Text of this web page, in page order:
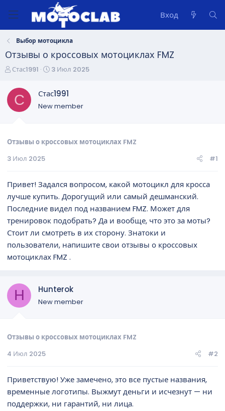
Вход
Выбор мотоцикла
Отзывы о кроссовых мотоциклах FMZ
А
т
о
р
м
Стас1991
Д
а
н
а
3 Июл 2025
С Стас1991
New member
Отзывы о кроссовых мотоциклах FMZ
3 Июл 2025
#1
Привет! Задался вопросом, какой мотоцикл для кросса
лучше купить. Дорогущий или самый дешманский.
Последние видел под названием FMZ. Может для
тренировок подобрать? Да и вообще, что это за моты?
Стоит ли смотреть в их сторону. Знатоки и
пользователи, напишите свои отзывы о кроссовых
мотоциклах FMZ .
H Hunterok
New member
Отзывы о кроссовых мотоциклах FMZ
4 Июл 2025
#2
Приветствую! Уже замечено, это все пустые названия,
временные логотипы. Выжмут деньги и исчезнут — ни
поддержки, ни гарантий, ни лица.